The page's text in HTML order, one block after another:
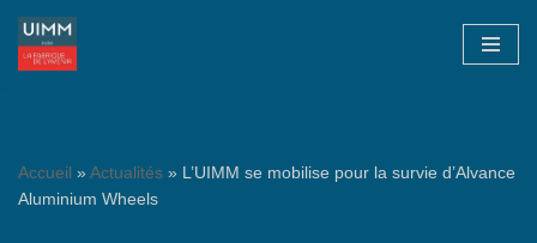
Aller
Accueil »Actualités » L’UIMM se mobilise pour la survie d’Alvance
Aluminium Wheels